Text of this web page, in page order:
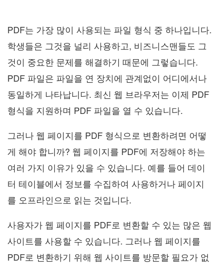
PDF는 가장 많이 사용되는 파일 형식 중 하나입니다.
학생들은 그것을 널리 사용하고, 비즈니스맨들도 그
것이 중요한 문제를 해결하기 때문에 그렇습니다.
PDF 파일은 파일을 연 장치에 관계없이 어디에서나
동일하게 나타납니다. 최신 웹 브라우저는 이제 PDF
형식을 지원하며 PDF 파일을 열 수 있습니다.
그러나 웹 페이지를 PDF 형식으로 변환하려면 어떻
게 해야 합니까? 웹 페이지를 PDF에 저장해야 하는
여러 가지 이유가 있을 수 있습니다. 예를 들어 데이
터 테이블에서 정보를 수집하여 사용하거나 페이지
를 오프라인으로 읽는 것입니다.
사용자가 웹 페이지를 PDF로 변환할 수 있는 많은 웹
사이트를 사용할 수 있습니다. 그러나 웹 페이지를
PDF로 변환하기 위해 웹 사이트를 방문할 필요가 없